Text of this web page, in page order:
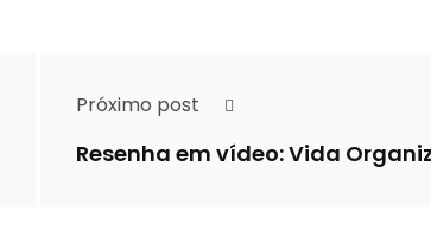
Próximo post
Resenha em vídeo: Vida